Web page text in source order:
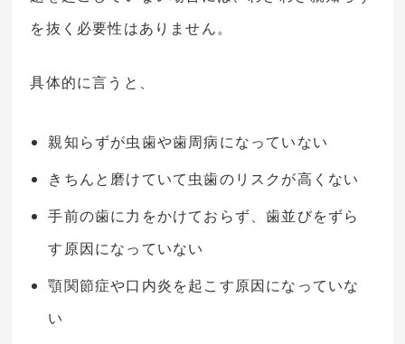
を抜く必要性はありません。
具体的に言うと、
親知らずが虫歯や歯周病になっていない
きちんと磨けていて虫歯のリスクが高くない
手前の歯に力をかけておらず、歯並びをずら
す原因になっていない
顎関節症や口内炎を起こす原因になっていな
い